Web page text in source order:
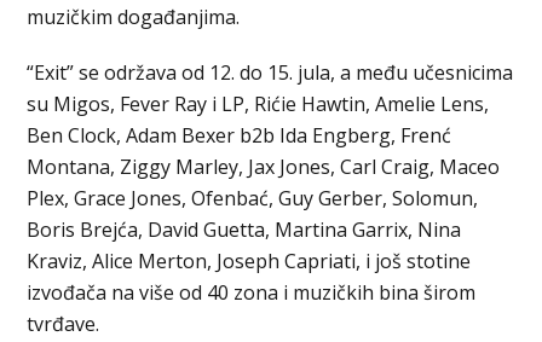
muzičkim događanjima.
“Exit” se održava od 12. do 15. jula, a među učesnicima
su Migos, Fever Ray i LP, Rićie Hawtin, Amelie Lens,
Ben Clock, Adam Bexer b2b Ida Engberg, Frenć
Montana, Ziggy Marley, Jax Jones, Carl Craig, Maceo
Plex, Grace Jones, Ofenbać, Guy Gerber, Solomun,
Boris Brejća, David Guetta, Martina Garrix, Nina
Kraviz, Alice Merton, Joseph Capriati, i još stotine
izvođača na više od 40 zona i muzičkih bina širom
tvrđave.